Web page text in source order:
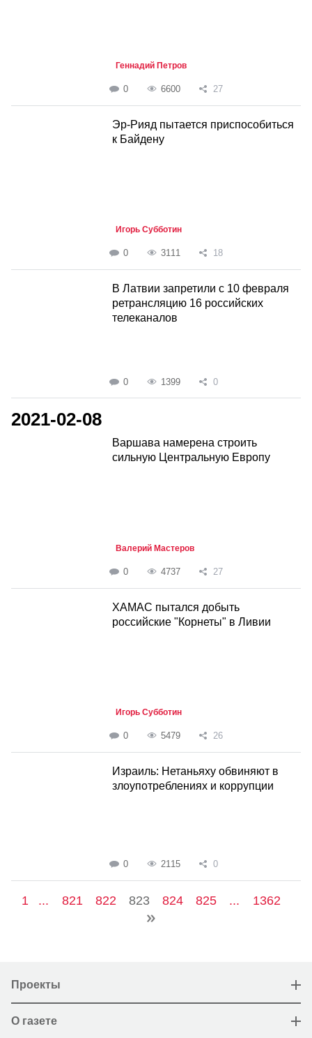
Геннадий Петров
0 6600 27
Эр-Рияд пытается приспособиться
к Байдену
Игорь Субботин
0 3111 18
В Латвии запретили с 10 февраля
ретрансляцию 16 российских
телеканалов
0 1399 0
2021-02-08
Варшава намерена строить
сильную Центральную Европу
Валерий Мастеров
0 4737 27
ХАМАС пытался добыть
российские "Корнеты" в Ливии
Игорь Субботин
0 5479 26
Израиль: Нетаньяху обвиняют в
злоупотреблениях и коррупции
0 2115 0
1 ... 821 822 823 824 825 ... 1362
Проекты
О газете